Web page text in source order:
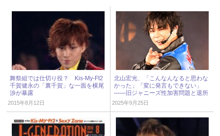
舞祭組では仕切り役？ Kis-My-Ft2
千賀健永の「裏千賀」な一面を横尾
渉が暴露
2015年8月12日
北山宏光、「こんなんなると思わな
かった」「変に発言もできない」
――旧ジャニーズ性加害問題と退所
後の“本音” « ジャニーズ研究会
2025年9月25日